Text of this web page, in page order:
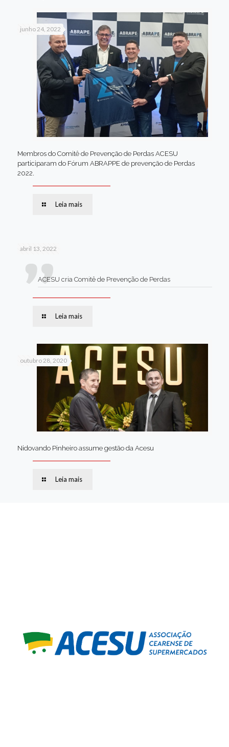
junho 24, 2022
Membros do Comitê de Prevenção de Perdas ACESU
participaram do Fórum ABRAPPE de prevenção de Perdas
2022.
Leia mais
ACESU cria Comitê de Prevenção de Perdas
abril 13, 2022
Leia mais
outubro 28, 2020
Nidovando Pinheiro assume gestão da Acesu
Leia mais